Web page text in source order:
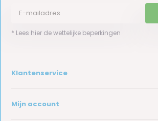
* Lees hier de wettelijke beperkingen
Klantenservice
Mijn account